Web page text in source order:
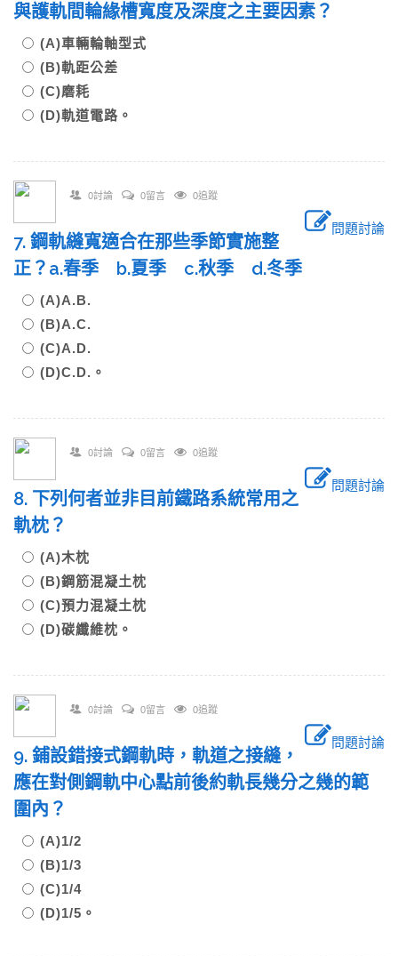
與護軌間輪緣槽寬度及深度之主要因素？
(A)車輛輪軸型式
(B)軌距公差
(C)磨耗
(D)軌道電路。
0討論 0留言 0追蹤
問題討論
7. 鋼軌縫寬適合在那些季節實施整
正？a.春季 b.夏季 c.秋季 d.冬季
(A)A.B.
(B)A.C.
(C)A.D.
(D)C.D.。
0討論 0留言 0追蹤
問題討論
8. 下列何者並非目前鐵路系統常用之
軌枕？
(A)木枕
(B)鋼筋混凝土枕
(C)預力混凝土枕
(D)碳纖維枕。
0討論 0留言 0追蹤
問題討論
9. 鋪設錯接式鋼軌時，軌道之接縫，
應在對側鋼軌中心點前後約軌長幾分之幾的範
圍內？
(A)1/2
(B)1/3
(C)1/4
(D)1/5。